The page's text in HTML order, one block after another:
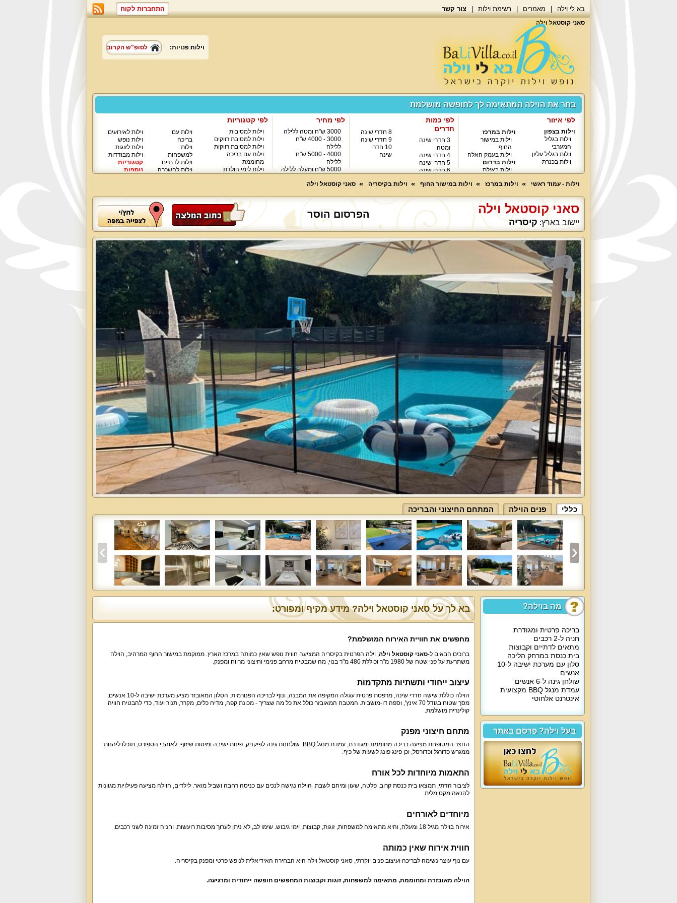
התחברות לקוח בא לי וילה מאמרים רשימת וילות צור קשר
סאני קוסטאל וילה
וילות פנויות: לסופ"ש הקרוב
בחר את הוילה המתאימה לך לחופשה מושלמת
לפי איזור
וילות בצפון
וילות בגליל
המערבי
וילות בגליל עליון
וילות בכנרת
וילות במרכז
וילות במישור
החוף
וילות בעמק האלה
וילות בדרום
וילות באילת
לפי כמות
חדרים
3 חדרי שינה
ומטה
4 חדרי שינה
5 חדרי שינה
6 חדרי שינה
8 חדרי שינה
9 חדרי שינה
10 חדרי
שינה
לפי מחיר
3000 ש"ח ומטה ללילה
3000 - 4000 ש"ח
ללילה
4000 - 5000 ש"ח
ללילה
5000 ש"ח ומעלה ללילה
לפי קטגוריות
וילות למסיבות
וילות למסיבת רווקים
וילות למסיבת רווקות
וילות עם בריכה
מחוממת
וילות לימי הולדת
וילות עם
בריכה
וילות
למשפחות
וילות לדתיים
וילות להשכרה
וילות לאירועים
וילות נופש
וילות לזוגות
וילות מבודדות
קטגוריות
נוספות
וילות - עמוד ראשי
וילות במרכז וילות במישור החוף וילות בקיסריה סאני קוסטאל וילה
סאני קוסטאל וילה
יישוב בארץ: קיסריה
הפרסום הוסר
כללי פנים הוילה המתחם החיצוני והבריכה
מה בוילה?
בריכה פרטית ומגודרת
חניה ל-2 רכבים
מתאים לדתיים וקבוצות
בית כנסת במרחק הליכה
סלון עם מערכת ישיבה ל-10
אנשים
שולחן גינה ל-6 אנשים
עמדת מנגל BBQ מקצועית
אינטרנט אלחוטי
בעל וילה? פרסם באתר
בא לך על סאני קוסטאל וילה? מידע מקיף ומפורט:
מחפשים את חוויית האירוח המושלמת?
ברוכים הבאים ל-סאני קוסטאל וילה, וילה הפרטית בקיסריה המציעה חווית נופש שאין כמותה במרכז הארץ. ממוקמת במישור החוף המרהיב, הוילה
משתרעת על פני שטח של 1980 מ"ר וכוללת 480 מ"ר בנוי, מה שמבטיח מרחב פנימי וחיצוני מרווח ומפנק.
עיצוב ייחודי ותשתיות מתקדמות
הוילה כוללת שישה חדרי שינה, מרפסת פרטית עגולה המקיפה את המבנה, ונוף לבריכה הפנורמית. הסלון המאובזר מציע מערכת ישיבה ל-10 אנשים,
מסך שטוח בגודל 70 אינץ', וספה דו-מושבית. המטבח המאובזר כולל את כל מה שצריך - מכונת קפה, מדיח כלים, מקרר, תנור ועוד, כדי להבטיח חוויה
קולינרית מושלמת.
מתחם חיצוני מפנק
החצר המטופחת מציעה בריכה מחוממת ומגודרת, עמדת מנגל BBQ, שולחנות גינה לפיקניק, פינות ישיבה ומיטות שיזוף. לאוהבי הספורט, תוכלו ליהנות
ממגרש כדורגל וכדורסל, וכן פינג פונג לשעות של כיף.
התאמות מיוחדות לכל אורח
לציבור הדתי, תמצאו בית כנסת קרוב, פלטה, שעון ומיחם לשבת. הוילה נגישה לנכים עם כניסה רחבה ושביל מואר. לילדים, הוילה מציעה פעילויות מגוונות
להנאה מקסימלית.
מיוחדים לאורחים
אירוח בוילה מגיל 18 ומעלה, והיא מתאימה למשפחות, זוגות, קבוצות, וימי גיבוש. שימו לב, לא ניתן לערוך מסיבות רועשות, וחניה זמינה לשני רכבים.
חווית אירוח שאין כמותה
עם נוף עוצר נשימה לבריכה ועיצוב פנים יוקרתי, סאני קוסטאל וילה היא הבחירה האידיאלית לנופש פרטי ומפנק בקיסריה.
הוילה מאובזרת ומחוממת, מתאימה למשפחות, זוגות וקבוצות המחפשים חופשה ייחודית ומרגיעה.